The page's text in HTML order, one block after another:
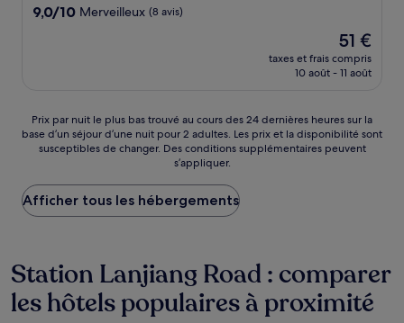
9.0
9,0/10 Merveilleux (8 avis)
Le
nouveau
prix
51 €
51 €
taxes et frais compris
10 août - 11 août
Prix
par
nuit
plus
bas
trouvé
des
24 dernières
heures
sur
Prix par nuit le plus bas trouvé au cours des 24 dernières heures sur la
base d’un séjour d’une nuit pour 2 adultes. Les prix et la disponibilité sont
susceptibles de changer. Des conditions supplémentaires peuvent
s’appliquer.
Afficher tous les hébergements
Station Lanjiang Road : comparer
les hôtels populaires à proximité